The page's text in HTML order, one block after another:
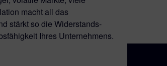
macht all das
stärkt so die Widerstands-
Ihres Unternehmens.